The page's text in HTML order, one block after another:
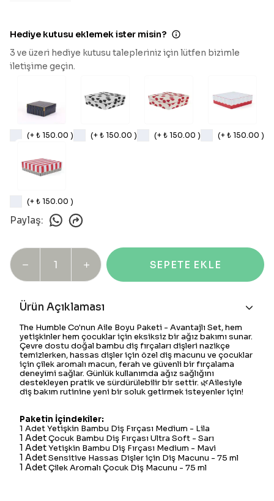
Hediye kutusu eklemek ister misin?
3 ve üzeri hediye kutusu talepleriniz için lütfen bizimle
iletişime geçin.
(+ ₺ 150.00 ) (+ ₺ 150.00 ) (+ ₺ 150.00 ) (+ ₺ 150.00 )
(+ ₺ 150.00 )
Paylaş:
SEPETE EKLE
Ürün Açıklaması
The Humble Co'nun Aile Boyu Paketi - Avantajlı Set, hem
yetişkinler hem çocuklar için eksiksiz bir ağız bakımı sunar.
Çevre dostu doğal bambu diş fırçaları dişleri nazikçe
temizlerken, hassas dişler için özel diş macunu ve çocuklar
için çilek aromalı macun, ferah ve güvenli bir fırçalama
deneyimi sağlar. Günlük kullanımda ağız sağlığını
destekleyen pratik ve sürdürülebilir bir settir. 🌿Ailesiyle
diş bakım rutinine yeni bir soluk getirmek isteyenler için!
Paketin İçindekiler:
1 Adet Yetişkin Bambu Diş Fırçası Medium - Lila
1 AdetÇocuk Bambu Diş Fırçası Ultra Soft - Sarı
1 AdetYetişkin Bambu Diş Fırçası Medium - Mavi
1 AdetSensitive Hassas Dişler için Diş Macunu - 75 ml
1 AdetÇilek Aromalı Çocuk Diş Macunu - 75 ml